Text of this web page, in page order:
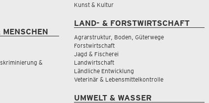
&
Kunst & Kultur
LAND- & FORSTWIRTSCHAFT
Agrarstruktur, Boden, Güterwege
Forstwirtschaft
Jagd & Fischerei
Landwirtschaft
Ländliche Entwicklung
Veterinär & Lebensmittelkontrolle
UMWELT & WASSER